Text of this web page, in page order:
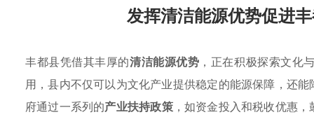
发挥清洁能源优势促进
丰都县凭借其丰厚的清洁能源优势 ，正在积极探索文化
用，县内不仅可以为文化产业提供稳定的能源保障，还
府通过一系列的产业扶持政策，如资金投入和税收优惠